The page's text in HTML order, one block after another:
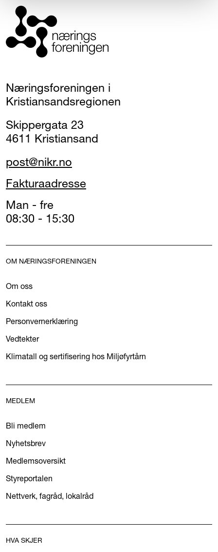
Næringsforeningen i
Kristiansandsregionen
Skippergata 23
4611 Kristiansand
post@nikr.no
Fakturaadresse
Man - fre
08:30 - 15:30
OM NÆRINGSFORENINGEN
Om oss
Kontakt oss
Personvernerklæring
Vedtekter
Klimatall og sertifisering hos Miljøfyrtårn
MEDLEM
Bli medlem
Nyhetsbrev
Medlemsoversikt
Styreportalen
Nettverk, fagråd, lokalråd
HVA SKJER